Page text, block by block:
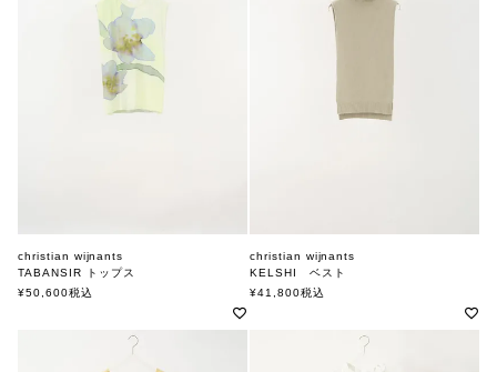
christian wijnants
TABANSIR トップス
クリスチャンワイナンツ
¥50,600税込
christian wijnants
KELSHI ベスト
クリスチャンワイナンツ
¥41,800税込